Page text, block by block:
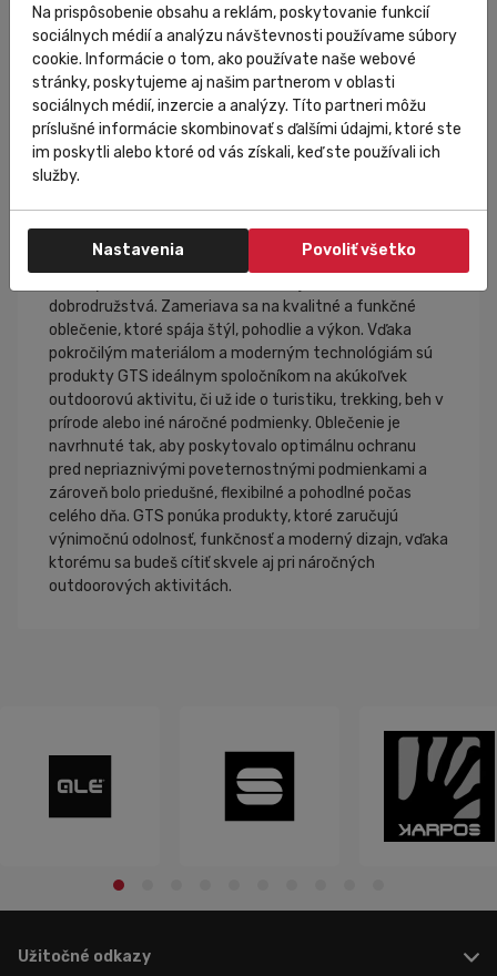
GTS
GTS je značka, ktorá prináša inováciu do sveta
outdoorového oblečenia, ktoré je navrhnuté pre
dobrodružstvá. Zameriava sa na kvalitné a funkčné
oblečenie, ktoré spája štýl, pohodlie a výkon. Vďaka
pokročilým materiálom a moderným technológiám sú
produkty GTS ideálnym spoločníkom na akúkoľvek
outdoorovú aktivitu, či už ide o turistiku, trekking, beh v
prírode alebo iné náročné podmienky. Oblečenie je
navrhnuté tak, aby poskytovalo optimálnu ochranu
pred nepriaznivými poveternostnými podmienkami a
zároveň bolo priedušné, flexibilné a pohodlné počas
celého dňa. GTS ponúka produkty, ktoré zaručujú
výnimočnú odolnosť, funkčnosť a moderný dizajn, vďaka
ktorému sa budeš cítiť skvele aj pri náročných
outdoorových aktivitách.
Užitočné odkazy
Na prispôsobenie obsahu a reklám, poskytovanie funkcií
sociálnych médií a analýzu návštevnosti používame súbory
cookie. Informácie o tom, ako používate naše webové
stránky, poskytujeme aj našim partnerom v oblasti
sociálnych médií, inzercie a analýzy. Títo partneri môžu
príslušné informácie skombinovať s ďalšími údajmi, ktoré ste
im poskytli alebo ktoré od vás získali, keď ste používali ich
služby.
Nastavenia Povoliť všetko